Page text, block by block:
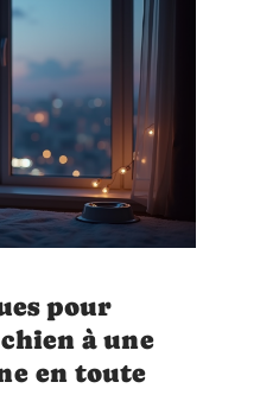
pour
à une
en toute